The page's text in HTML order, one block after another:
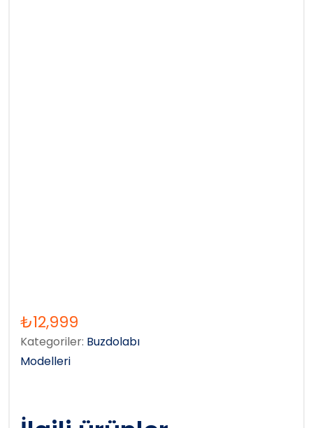
₺12,999
Kategoriler: Buzdolabı
Modelleri